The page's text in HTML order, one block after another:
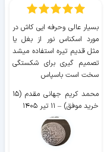
بسیار عالی وحرفه ایی کاش در
مورد اسکناس نور از بغل یا
مثل قدیم تیره استفاده میشد
تصمیم گیری برای شکستگی
سخت است باسپاس
محمد کریم جهانی مقدم (۱۵
خرید موفق) – ۱۱ تیر ۱۴۰۵